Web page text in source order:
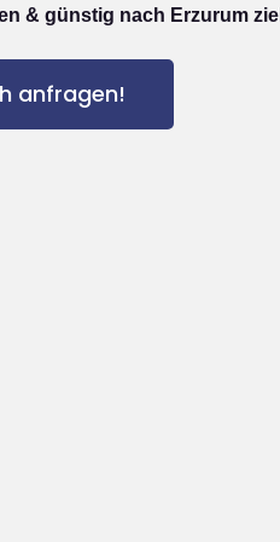
& günstig nach Erzurum
anfragen!